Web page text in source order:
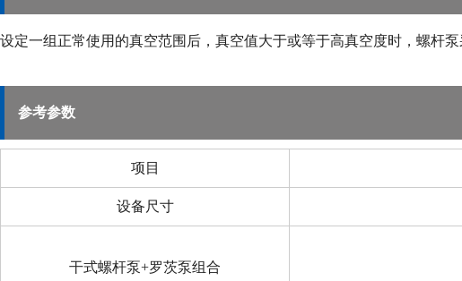
设定一组正常使用的真空范围后，真空值大于或等于高真空度时，螺杆
参考参数
项目
设备尺寸
干式螺杆泵+罗茨泵组合